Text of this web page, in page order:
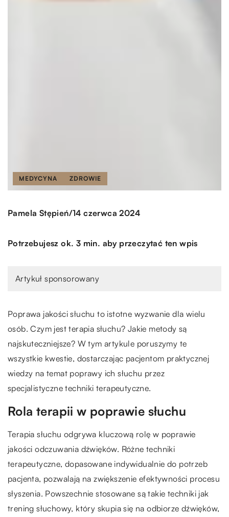
MEDYCYNA ZDROWIE
Pamela Stępień/14 czerwca 2024
Potrzebujesz ok. 3 min. aby przeczytać ten wpis
Artykuł sponsorowany
Poprawa jakości słuchu to istotne wyzwanie dla wielu
osób. Czym jest terapia słuchu? Jakie metody są
najskuteczniejsze? W tym artykule poruszymy te
wszystkie kwestie, dostarczając pacjentom praktycznej
wiedzy na temat poprawy ich słuchu przez
specjalistyczne techniki terapeutyczne.
Rola terapii w poprawie słuchu
Terapia słuchu odgrywa kluczową rolę w poprawie
jakości odczuwania dźwięków. Różne techniki
terapeutyczne, dopasowane indywidualnie do potrzeb
pacjenta, pozwalają na zwiększenie efektywności procesu
słyszenia. Powszechnie stosowane są takie techniki jak
trening słuchowy, który skupia się na odbiorze dźwięków,